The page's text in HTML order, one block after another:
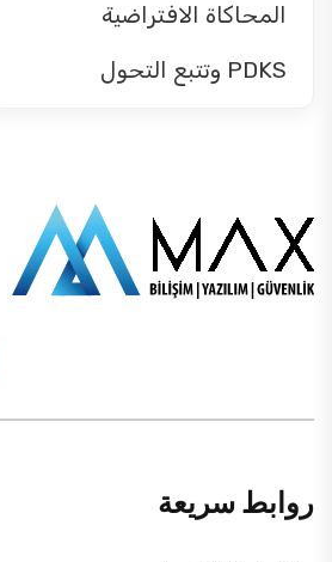
المحاكاة الافتراضية
PDKS وتتبع التحول
روابط سريعة